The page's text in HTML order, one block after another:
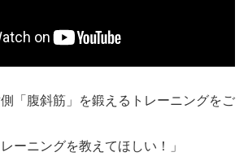
「腹斜筋」を鍛えるトレーニングをご
ーニングを教えてほしい！」